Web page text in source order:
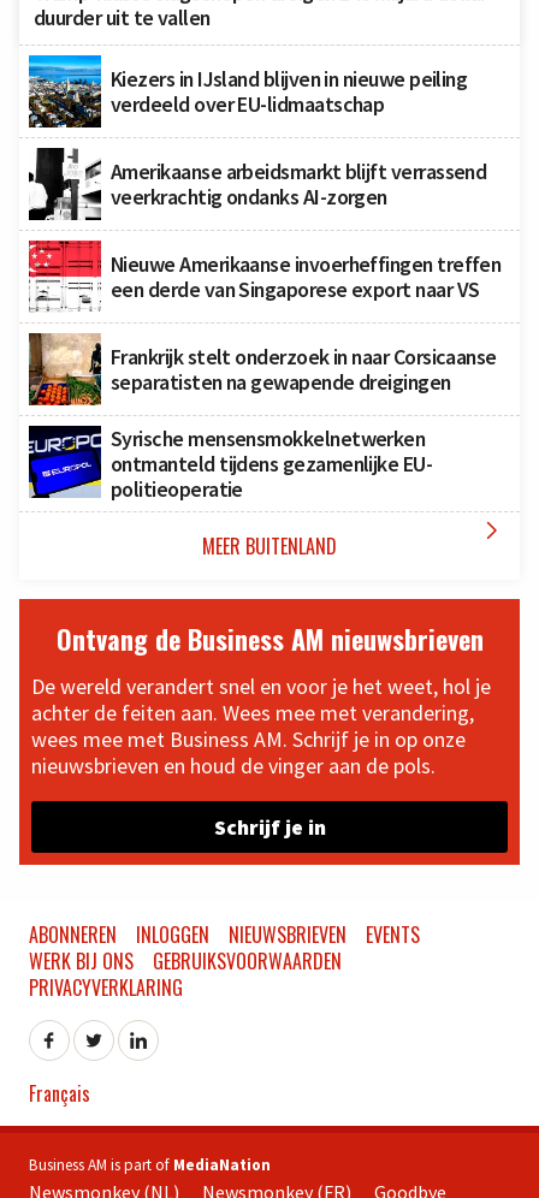
duurder uit te vallen
Kiezers in IJsland blijven in nieuwe peiling
verdeeld over EU-lidmaatschap
Amerikaanse arbeidsmarkt blijft verrassend
veerkrachtig ondanks AI-zorgen
Nieuwe Amerikaanse invoerheffingen treffen
een derde van Singaporese export naar VS
Frankrijk stelt onderzoek in naar Corsicaanse
separatisten na gewapende dreigingen
Syrische mensensmokkelnetwerken
ontmanteld tijdens gezamenlijke EU-
politieoperatie
MEER BUITENLAND 
Ontvang de Business AM nieuwsbrieven
De wereld verandert snel en voor je het weet, hol je
achter de feiten aan. Wees mee met verandering,
wees mee met Business AM. Schrijf je in op onze
nieuwsbrieven en houd de vinger aan de pols.
Schrijf je in
ABONNEREN INLOGGEN NIEUWSBRIEVEN
EVENTS
WERK BIJ ONS
GEBRUIKSVOORWAARDEN
PRIVACYVERKLARING
Français
Business AM is part of MediaNation
Newsmonkey (NL) Newsmonkey (FR) Goodbye